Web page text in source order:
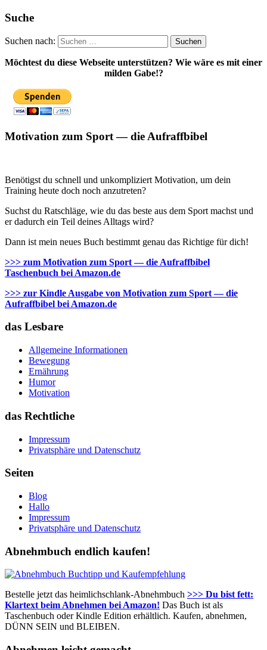
Suche
Suchen nach:
Möchtest du diese Webseite unterstützen? Wie wäre es mit einer
milden Gabe!?
Motivation zum Sport — die Aufraffbibel
Benötigst du schnell und unkompliziert Motivation, um dein
Training heute doch noch anzutreten?
Suchst du Ratschläge, wie du das beste aus dem Sport machst und
er dadurch ein Teil deines Alltags wird?
Dann ist mein neues Buch bestimmt genau das Richtige für dich!
>>> zum Motivation zum Sport — die Aufraffbibel
Taschenbuch bei Amazon.de
>>> zur Kindle Ausgabe von Motivation zum Sport — die
Aufraffbibel bei Amazon.de
das Lesbare
Allgemeine Informationen
Bewegung
Ernährung
Humor
Motivation
das Rechtliche
Impressum
Privatsphäre und Datenschutz
Seiten
Blog
Hallo
Impressum
Privatsphäre und Datenschutz
Abnehmbuch endlich kaufen!
Bestelle jetzt das heimlichschlank-Abnehmbuch >>> Du bist fett:
Klartext beim Abnehmen bei Amazon! Das Buch ist als
Taschenbuch oder Kindle Edition erhältlich. Kaufen, abnehmen,
DÜNN SEIN und BLEIBEN.